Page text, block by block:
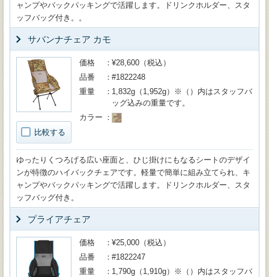
ャンプやバックパッキングで活躍します。ドリンクホルダー、スタ
ッフバッグ付き。。
サバンナチェア カモ
比較する
価格
¥28,600（税込）
品番
#1822248
重量
1,832g（1,952g）※（）内はスタッフバ
ッグ込みの重量です。
カラー
ゆったりくつろげる広い座面と、ひじ掛けにもなるシートのデザイ
ンが特徴のハイバックチェアです。軽量で簡単に組み立てられ、キ
ャンプやバックパッキングで活躍します。ドリンクホルダー、スタ
ッフバッグ付き。
プライアチェア
価格
¥25,000（税込）
品番
#1822247
重量
1,790g（1,910g）※（）内はスタッフバ